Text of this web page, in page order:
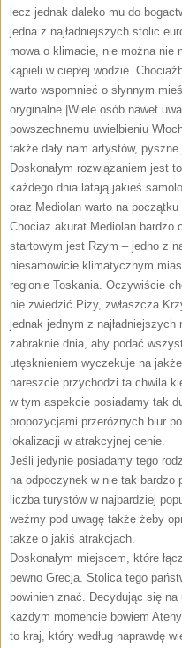
lecz jednak daleko mu do
jedna z najładniejszych stolic
mowa o klimacie, nie można nie
kąpieli w ciepłej wodzie.
warto wspomnieć o słynnym
oryginalne.|Wiele osób nawet
powszechnemu uwielbieniu
także dały nam artystów,
Doskonałym rozwiązaniem jest
każdego dnia latają jakieś
oraz Mediolan warto na początku
Chociaż akurat Mediolan bardzo
startowym jest Rzym – jedno z
niesamowicie klimatycznym
regionie Toskania. Oczywiście
nie zwiedzić Pizy, zwłaszcza
jednak jednym z
zabraknie dnia, aby podać
utęsknieniem wyczekuje na
nareszcie przychodzi ta chwila
w tym aspekcie posiadamy tak
propozycjami przeróżnych biur
lokalizacji w atrakcyjnej cenie.
Jeśli jedynie posiadamy tego
na odpoczynek w nie tak
liczba turystów w najbardziej
weźmy pod uwagę także żeby
także o jakiś atrakcjach.
Doskonałym miejscem, które
pewno Grecja. Stolica tego
powinien znać. Decydując się
każdym momencie bowiem
to kraj, który według naprawdę